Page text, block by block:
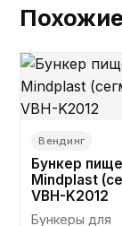
Вендинг
Бункер
Mindplast
VBH-K2012
Бункеры для